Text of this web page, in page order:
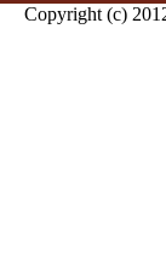
Copyright (c)